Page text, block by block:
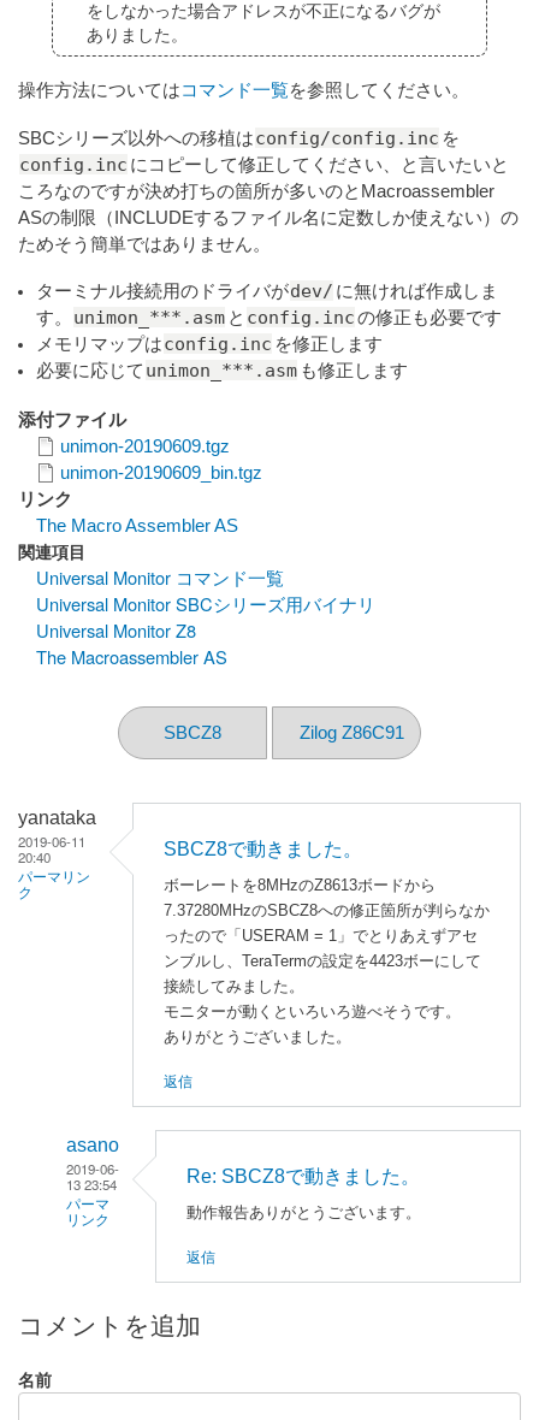
をしなかった場合アドレスが不正になるバグが
ありました。
操作方法についてはコマンド一覧を参照してください。
SBCシリーズ以外への移植はconfig/config.inc を
config.inc にコピーして修正してください、と言いたいと
ころなのですが決め打ちの箇所が多いのとMacroassembler
ASの制限（INCLUDEするファイル名に定数しか使えない）の
ためそう簡単ではありません。
ターミナル接続用のドライバがdev/ に無ければ作成しま
す。
unimon_***.asm と config.incの修正も必要です
メモリマップはconfig.inc を修正します
必要に応じて unimon_***.asm も修正します
添付ファイル
unimon-20190609.tgz
unimon-20190609_bin.tgz
リンク
The Macro Assembler AS
関連項目
Universal Monitor コマンド一覧
Universal Monitor SBCシリーズ用バイナリ
Universal Monitor Z8
The Macroassembler AS
SBCZ8 Zilog Z86C91
yanataka
2019-06-11
20:40
パーマリン
ク
SBCZ8で動きました。
ボーレートを8MHzのZ8613ボードから
7.37280MHzのSBCZ8への修正箇所が判らなか
ったので「USERAM = 1」でとりあえずアセ
ンブルし、TeraTermの設定を4423ボーにして
接続してみました。
モニターが動くといろいろ遊べそうです。
ありがとうございました。
返信
asano
2019-06-
13 23:54
パーマ
リンク
よ
る
B
Re: SBCZ8で動きました。
動作報告ありがとうございます。
返信
コメントを追加
名前